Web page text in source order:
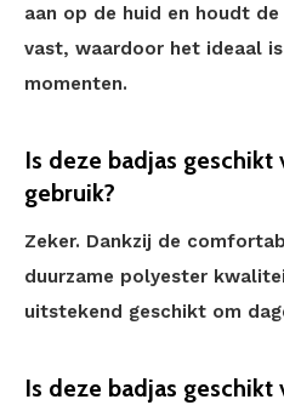
aan op de huid en houdt
vast, waardoor het ideaal
momenten.
Is deze badjas geschikt
gebruik?
Zeker. Dankzij de
duurzame polyester
uitstekend geschikt om
Is deze badjas